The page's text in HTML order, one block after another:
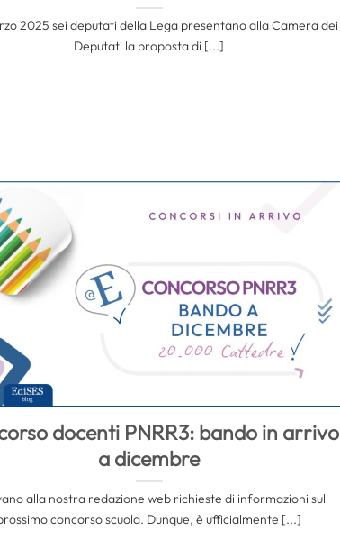
2025 sei deputati della Lega presentano alla Camera dei
Deputati la proposta di [...]
docenti PNRR3: bando in arrivo
a dicembre
alla nostra redazione web richieste di informazioni sul
concorso scuola. Dunque, è ufficialmente [...]